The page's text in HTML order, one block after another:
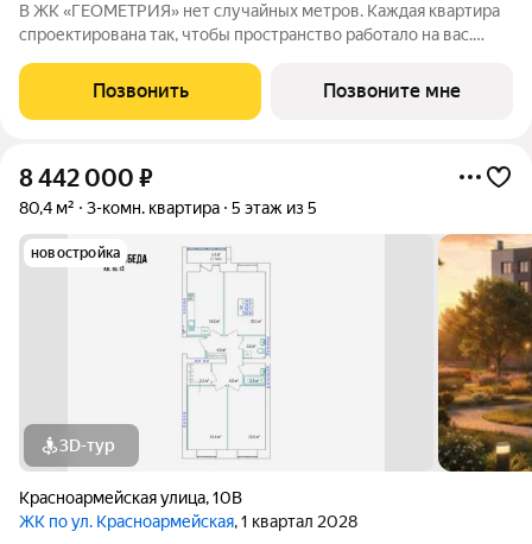
В ЖК «ГЕОМЕТРИЯ» нет случайных метров. Каждая квартира
спроектирована так, чтобы пространство работало на вас.
потолков 2,7 м стены оштукатурены выполнена цементно-
песчаная стяжка пола установлена
Позвонить Позвоните мне
8 442 000 ₽
80,4 м² 3-комн. квартира 5 этаж из 5
новостройка
3D-тур
Красноармейская улица,10В
ЖК по ул. Красноармейская, 1 квартал 2028